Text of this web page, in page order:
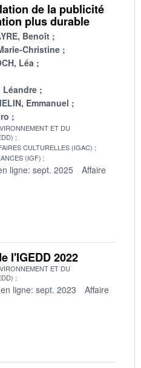
de la publicité
plus durable
Benoît
Christine
Léa
Léandre
Emmanuel
ET DU
CULTURELLES (IGAC)
(IGF)
ligne: sept. 2025
Affaire
l'IGEDD 2022
ET DU
ligne: sept. 2023
Affaire